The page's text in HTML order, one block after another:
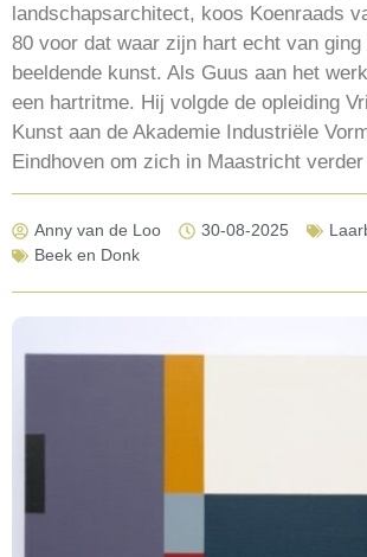
landschapsarchitect, koos Koenraads
80 voor dat waar zijn hart echt van ging
beeldende kunst. Als Guus aan het
een hartritme. Hij volgde de opleiding
Kunst aan de Akademie Industriële
Eindhoven om zich in Maastricht
Anny van de Loo 30-08-2025
Beek en Donk